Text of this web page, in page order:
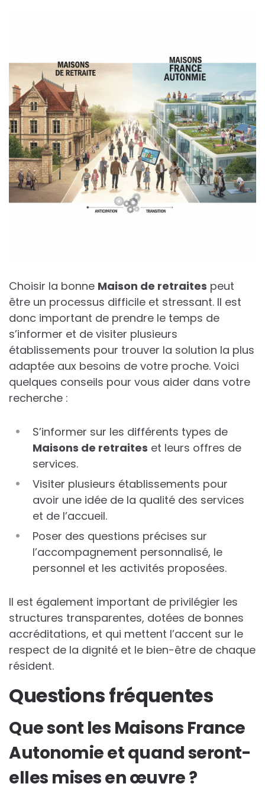
Choisir la bonne Maison de retraites peut
être un processus difficile et stressant. Il est
donc important de prendre le temps de
s’informer et de visiter plusieurs
établissements pour trouver la solution la plus
adaptée aux besoins de votre proche. Voici
quelques conseils pour vous aider dans votre
recherche :
S’informer sur les différents types de
Maisons de retraites et leurs offres de
services.
Visiter plusieurs établissements pour
avoir une idée de la qualité des services
et de l’accueil.
Poser des questions précises sur
l’accompagnement personnalisé, le
personnel et les activités proposées.
Il est également important de privilégier les
structures transparentes, dotées de bonnes
accréditations, et qui mettent l’accent sur le
respect de la dignité et le bien-être de chaque
résident.
Questions fréquentes
Que sont les Maisons France
Autonomie et quand seront-
elles mises en œuvre ?